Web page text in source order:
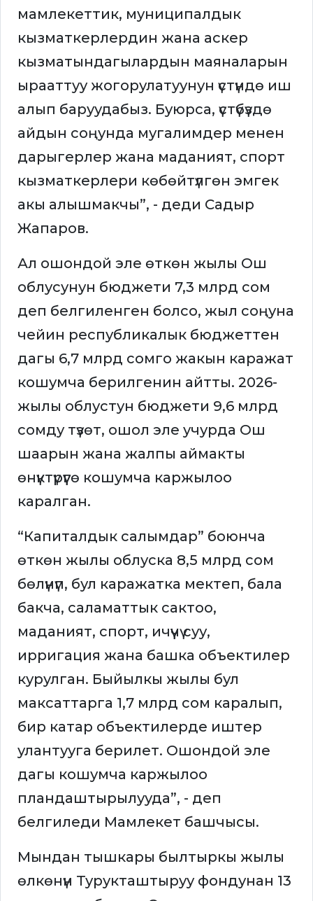
мамлекеттик, муниципалдык
кызматкерлердин жана аскер
кызматындагылардын маяналарын
ырааттуу жогорулатуунун үстүндө иш
алып баруудабыз. Буюрса, үстүбүздө
айдын соңунда мугалимдер менен
дарыгерлер жана маданият, спорт
кызматкерлери көбөйтүлгөн эмгек
акы алышмакчы”, - деди Садыр
Жапаров.
Ал ошондой эле өткөн жылы Ош
облусунун бюджети 7,3 млрд сом
деп белгиленген болсо, жыл соңуна
чейин республикалык бюджеттен
дагы 6,7 млрд сомго жакын каражат
кошумча берилгенин айтты. 2026-
жылы облустун бюджети 9,6 млрд
сомду түзөт, ошол эле учурда Ош
шаарын жана жалпы аймакты
өнүктүрүүгө кошумча каржылоо
каралган.
“Капиталдык салымдар” боюнча
өткөн жылы облуска 8,5 млрд сом
бөлүнүп, бул каражатка мектеп, бала
бакча, саламаттык сактоо,
маданият, спорт, ичүүчү суу,
ирригация жана башка объектилер
курулган. Быйылкы жылы бул
максаттарга 1,7 млрд сом каралып,
бир катар объектилерде иштер
улантууга берилет. Ошондой эле
дагы кошумча каржылоо
пландаштырылууда”, - деп
белгиледи Мамлекет башчысы.
Мындан тышкары былтыркы жылы
өлкөнүн Турукташтыруу фондунан 13